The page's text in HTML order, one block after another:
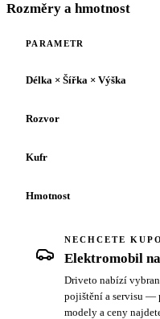
Rozměry a hmotnost
PARAMETR
Délka × Šířka × Výška
Rozvor
Kufr
Hmotnost
NECHCETE
Elektromobil
Driveto nabízí
pojištění a servisu —
modely a ceny